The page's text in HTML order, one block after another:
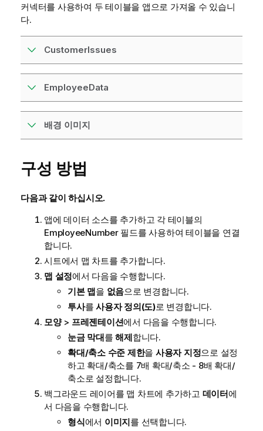
커넥터를 사용하여 두 테이블을 앱으로 가져올 수 있습니
다.
CustomerIssues
EmployeeData
배경 이미지
구성 방법
다음과 같이 하십시오.
앱에 데이터 소스를 추가하고 각 테이블의
EmployeeNumber필드를 사용하여 테이블을 연결
합니다.
시트에서 맵 차트를 추가합니다.
맵 설정에서 다음을 수행합니다.
기본 맵을 없음으로 변경합니다.
투사를 사용자 정의(도)로 변경합니다.
모양> 프레젠테이션에서 다음을 수행합니다.
눈금 막대를해제합니다.
확대/축소 수준 제한을 사용자 지정으로 설정
하고 확대/축소를 7배 확대/축소 - 8배 확대/
축소로 설정합니다.
백그라운드 레이어를 맵 차트에 추가하고 데이터에
서 다음을 수행합니다.
형식에서 이미지를 선택합니다.